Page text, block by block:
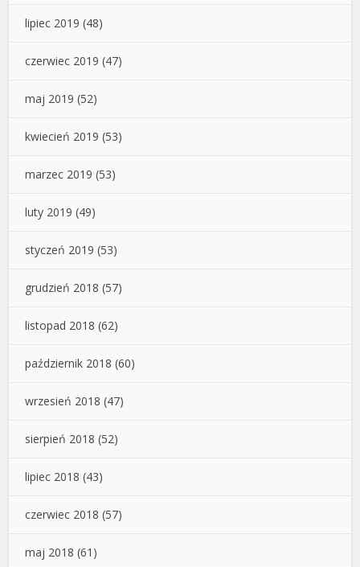
lipiec 2019 (48)
czerwiec 2019 (47)
maj 2019 (52)
kwiecień 2019 (53)
marzec 2019 (53)
luty 2019 (49)
styczeń 2019 (53)
grudzień 2018 (57)
listopad 2018 (62)
październik 2018 (60)
wrzesień 2018 (47)
sierpień 2018 (52)
lipiec 2018 (43)
czerwiec 2018 (57)
maj 2018 (61)